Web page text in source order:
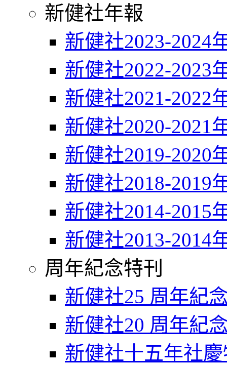
新健社年報
新健社2023-2024
新健社2022-2023
新健社2021-2022
新健社2020-2021
新健社2019-2020
新健社2018-2019
新健社2014-2015
新健社2013-2014
周年紀念特刊
新健社25 周年紀
新健社20 周年紀
新健社十五年社